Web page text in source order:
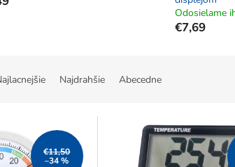
Odosielame
€7,69
Najdrahšie Abecedne
€11,50
–34 %